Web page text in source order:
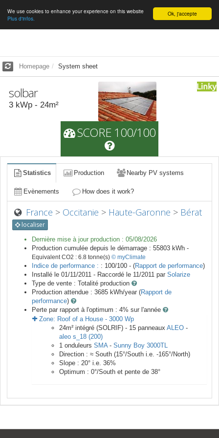
English Ok, j'accepte
We use cookies to enhance your experience on this website
Plus d'infos.
Homepage System sheet
solbar
3 kWp - 24m²
SCORE 100/100
Statistics Production Nearby PV systems
Evènements How does it work?
France > Occitanie > Haute-Garonne > Bérat
localiser
Dernière mise à jour production : 05/08/2026
Production cumulée depuis le démarrage : 55803 kWh -
Equivalent CO2 : 6.8 tonne(s) © myClimate
Indice de performance : : 100/100 - (Rapport de performance)
Installé le 01/11/2011 - Raccordé le 11/2011 par Solarize
Type de vente : Totalité production
Production attendue : 3685 kWh/year (Rapport de
performance)
Perte par rapport à l'optimum : 4% sur l'année
Zone: Roof of a House - 3000 Wp
24m² intégré (SOLRIF) - 15 panneaux ALEO -
aleo s_18 (200)
1 onduleurs SMA- Sunny Boy 3000TL
Direction : ≈ South (15°/South i.e. -165°/North)
Slope : 20° i.e. 36%
Optimum : 0°/South et pente de 38°